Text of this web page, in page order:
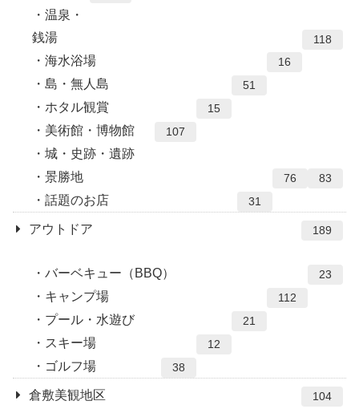
温泉・
銭湯
118
海水浴場 16
島・無人島 51
ホタル観賞 15
美術館・博物館 107
城・史跡・遺跡
83
景勝地 76
話題のお店 31
アウトドア 189
バーベキュー（BBQ） 23
キャンプ場 112
プール・水遊び 21
スキー場 12
ゴルフ場 38
倉敷美観地区 104